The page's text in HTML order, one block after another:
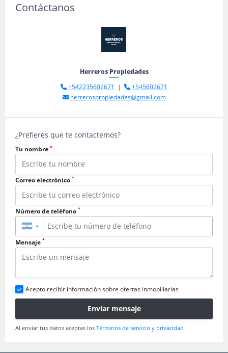
Contáctanos
Herreros Propiedades
+542235602671
|
+545602671
herrerospropiedades@gmail.com
¿Prefieres que te contactemos?
Tu nombre *
Correo electrónico *
Número de teléfono *
▼
Mensaje *
Acepto recibir información sobre ofertas inmobiliarias
Enviar mensaje
Al enviar tus datos aceptas los Términos de servicio y privacidad